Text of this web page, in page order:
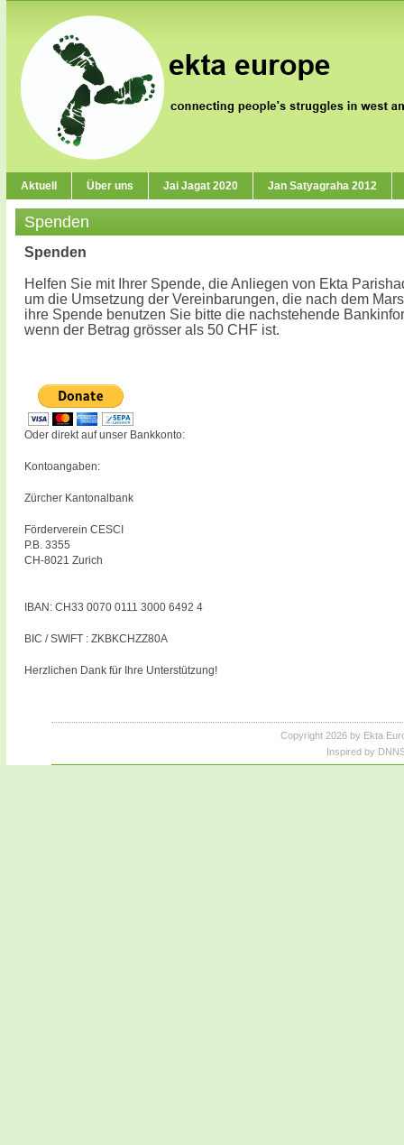
Aktuell Über uns Jai Jagat 2020 Jan Satyagraha 2012
Spenden
Spenden
Helfen Sie mit Ihrer Spende, die Anliegen von Ekta
um die Umsetzung der Vereinbarungen, die nach dem
ihre Spende benutzen Sie bitte die nachstehende
wenn der Betrag grösser als 50 CHF ist.
Oder direkt auf unser Bankkonto:
Kontoangaben:
Zürcher Kantonalbank
Förderverein CESCI
P.B. 3355
CH-8021 Zurich
IBAN: CH33 0070 0111 3000 6492 4
BIC / SWIFT : ZKBKCHZZ80A
Herzlichen Dank für Ihre Unterstützung!
Copyright 2026 by Ekta
Inspired by